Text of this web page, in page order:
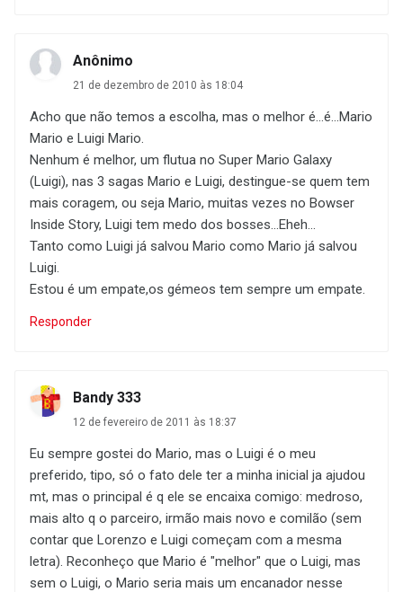
Anônimo
21 de dezembro de 2010 às 18:04
Acho que não temos a escolha, mas o melhor é...é...Mario
Mario e Luigi Mario.
Nenhum é melhor, um flutua no Super Mario Galaxy
(Luigi), nas 3 sagas Mario e Luigi, destingue-se quem tem
mais coragem, ou seja Mario, muitas vezes no Bowser
Inside Story, Luigi tem medo dos bosses...Eheh...
Tanto como Luigi já salvou Mario como Mario já salvou
Luigi.
Estou é um empate,os gémeos tem sempre um empate.
Responder
Bandy 333
12 de fevereiro de 2011 às 18:37
Eu sempre gostei do Mario, mas o Luigi é o meu
preferido, tipo, só o fato dele ter a minha inicial ja ajudou
mt, mas o principal é q ele se encaixa comigo: medroso,
mais alto q o parceiro, irmão mais novo e comilão (sem
contar que Lorenzo e Luigi começam com a mesma
letra). Reconheço que Mario é "melhor" que o Luigi, mas
sem o Luigi, o Mario seria mais um encanador nesse